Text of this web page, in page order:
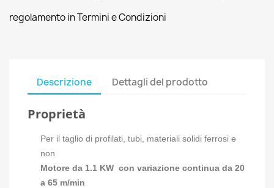
regolamento in Termini e Condizioni
Descrizione Dettagli del prodotto
Proprietà
Per il taglio di profilati, tubi, materiali solidi ferrosi e
non
Motore da 1.1 KW con variazione continua da 20
a 65 m/min